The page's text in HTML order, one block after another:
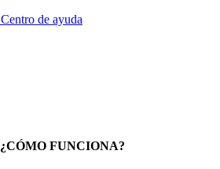
de ayuda
¿CÓMO FUNCIONA?